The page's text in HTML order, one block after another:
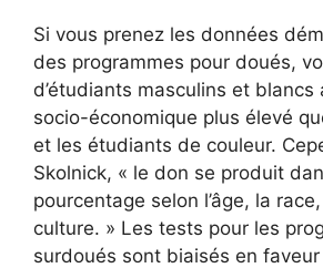
Si vous prenez les données
des programmes pour doués,
d’étudiants masculins et
socio-économique plus élevé
et les étudiants de couleur.
Skolnick, « ​​le don se produit
pourcentage selon l’âge, la
culture. » Les tests pour les
surdoués sont biaisés en